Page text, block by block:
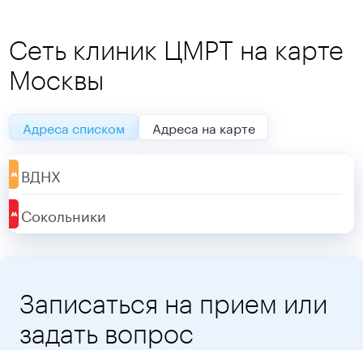
Сеть клиник ЦМРТ на карте
Москвы
Адреса списком Адреса на карте
ВДНХ
Сокольники
Записаться на прием или
задать вопрос